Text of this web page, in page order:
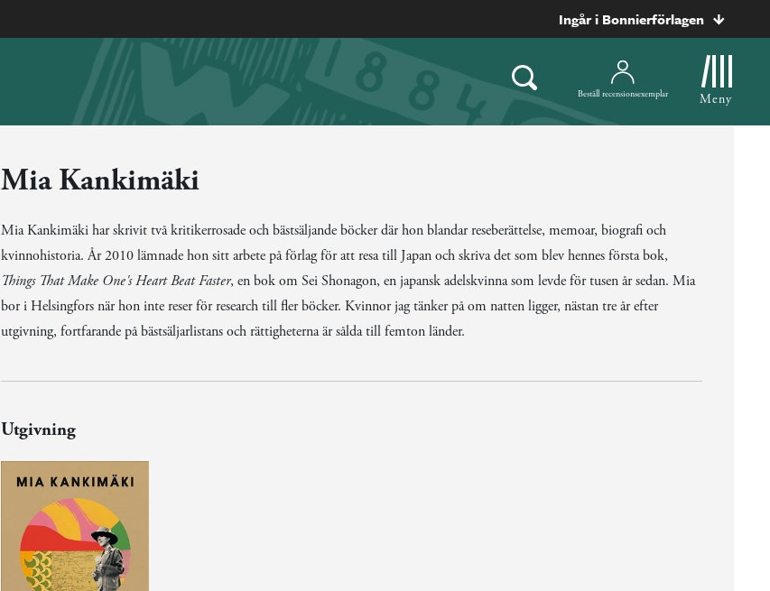
Ingår i Bonnierförlagen
Beställ recensionsexemplar Meny
Mia Kankimäki
Mia Kankimäki har skrivit två kritikerrosade och bästsäljande böcker där hon blandar reseberättelse, memoar, biografi och
kvinnohistoria. År 2010 lämnade hon sitt arbete på förlag för att resa till Japan och skriva det som blev hennes första bok,
Things That Make One's Heart Beat Faster, en bok om Sei Shonagon, en japansk adelskvinna som levde för tusen år sedan. Mia
bor i Helsingfors när hon inte reser för research till fler böcker. Kvinnor jag tänker på om natten ligger, nästan tre år efter
utgivning, fortfarande på bästsäljarlistans och rättigheterna är sålda till femton länder.
Utgivning